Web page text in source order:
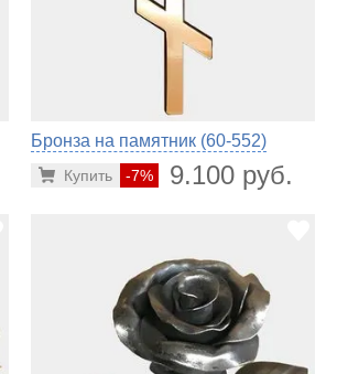
Бронза на памятник (60-552)
-7% 9.100 руб.
Купить